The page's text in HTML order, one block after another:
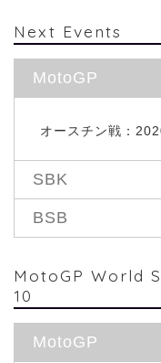
Next Events
MotoGP
オースチン戦：
SBK
BSB
MotoGP World
10
MotoGP